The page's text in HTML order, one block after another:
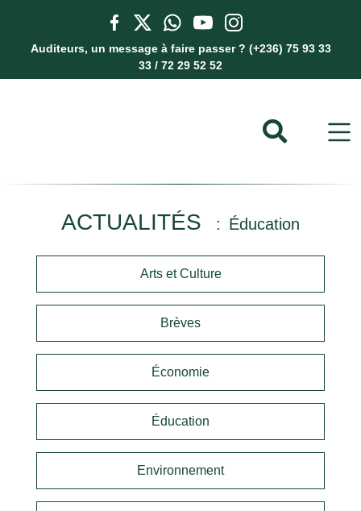
Auditeurs, un message à faire passer ? (+236) 75 93 33
33 / 72 29 52 52
ACTUALITÉS Éducation
Arts et Culture
Brèves
Économie
Éducation
Environnement